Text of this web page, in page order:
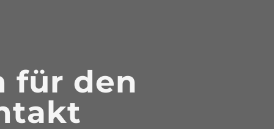
für den